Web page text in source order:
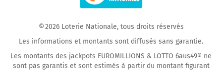
© 2026 Loterie Nationale, tous droits réservés
Les informations et montants sont diffusés sans garantie.
Les montants des jackpots EUROMILLIONS & LOTTO 6aus49® ne
sont pas garantis et sont estimés à partir du montant figurant